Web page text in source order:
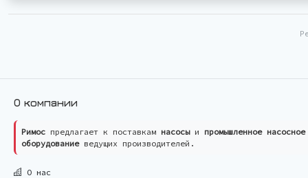
О компании
Римос предлагает к поставкам насосыи промышленное насосное
оборудованиеведущих производителей.
О нас